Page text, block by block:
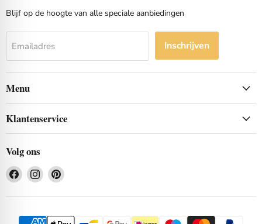
Blijf op de hoogte van alle speciale aanbiedingen
Emailadres Inschrijven
Menu
Klantenservice
Volg ons
Vind
ons
op
Vind
ons
op
Vind
op